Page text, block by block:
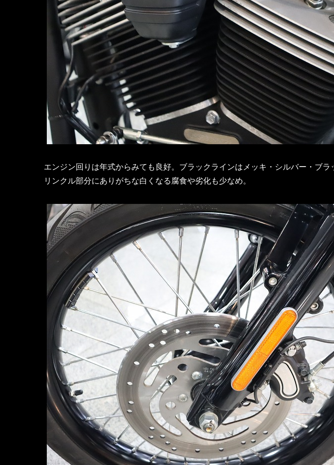
エンジン回りは年式からみても良好。ブラックラインはメッキ・シルバー・ブ
リンクル部分にありがちな白くなる腐食や劣化も少なめ。